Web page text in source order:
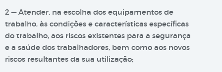
2 — Atender, na escolha dos equipamentos de
trabalho, às condições e características específicas
do trabalho, aos riscos existentes para a segurança
e a saúde dos trabalhadores, bem como aos novos
riscos resultantes da sua utilização;